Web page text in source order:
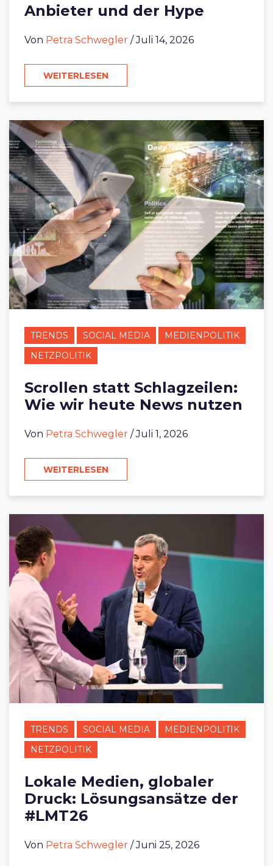
Anbieter und der Hype
Von Petra Schwegler / Juli 14, 2026
WEITERLESEN
TRENDS SOCIAL MEDIA
MEDIENPOLITIK
NETZPOLITIK
Scrollen statt Schlagzeilen:
Wie wir heute News nutzen
Von Petra Schwegler / Juli 1, 2026
WEITERLESEN
TRENDS SOCIAL MEDIA
MEDIENPOLITIK
NETZPOLITIK
Lokale Medien, globaler
Druck: Lösungsansätze der
#LMT26
Von Petra Schwegler / Juni 25, 2026